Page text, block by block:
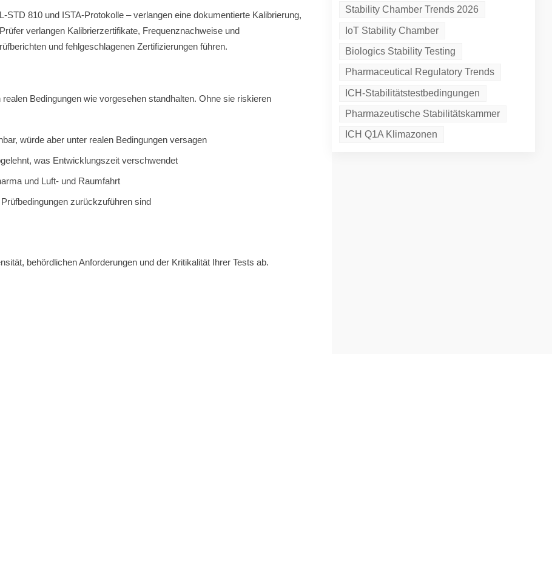
Stability Chamber Trends 2026
IoT Stability Chamber
Biologics Stability Testing
Pharmaceutical Regulatory Trends
ICH-Stabilitätstestbedingungen
Pharmazeutische Stabilitätskammer
ICH Q1A Klimazonen
810 und ISTA-Protokolle – verlangen eine dokumentierte Kalibrierung,
verlangen Kalibrierzertifikate, Frequenznachweise und
und fehlgeschlagenen Zertifizierungen führen.
Bedingungen wie vorgesehen standhalten. Ohne sie riskieren
würde aber unter realen Bedingungen versagen
was Entwicklungszeit verschwendet
und Luft- und Raumfahrt
zurückzuführen sind
behördlichen Anforderungen und der Kritikalität Ihrer Tests ab.